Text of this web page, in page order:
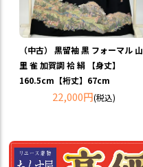
（中古） 黒留袖 黒 フォーマル 山
里 雀 加賀調 袷 絹 【身丈】
160.5cm【裄丈】67cm
22,000円(税込)